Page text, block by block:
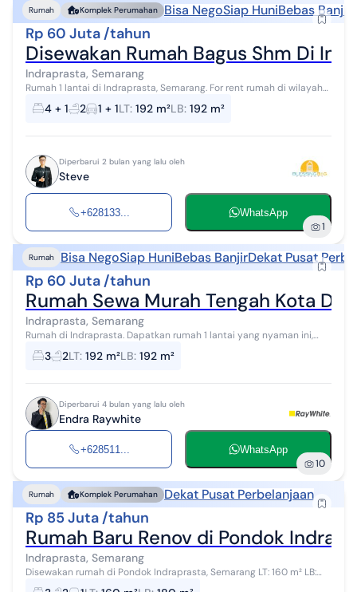
Rumah Komplek Perumahan Bisa NegoSiap HuniBebas Banjir
Rp 60 Juta /tahun
Disewakan Rumah Bagus Shm Di
Indraprasta, Semarang
Rumah 1 lantai di Indraprasta, Semarang. For rent rumah di wilayah
yang tenang dengan pemandangan Lokasi di Pusat Kota. Properti 1
lantai bergaya ...
4 + 1 2 1 + 1LT: 192 m²LB: 192 m²
Diperbarui 2 bulan yang lalu oleh
Steve
+628133... WhatsApp
1
Rumah Bisa NegoSiap HuniBebas BanjirDekat Pusat
Rp 60 Juta /tahun
Rumah Sewa Murah Tengah Kota
Indraprasta, Semarang
Rumah di Indraprasta. Dapatkan rumah 1 lantai yang nyaman ini,
disewakan dengan pemandangan indah yang menambah nilai
estetika di lingkungan huni...
3 2LT: 192 m²LB: 192 m²
Diperbarui 4 bulan yang lalu oleh
Endra Raywhite
+628511... WhatsApp
10
Rumah Komplek Perumahan Dekat Pusat Perbelanjaan
Rp 85 Juta /tahun
Rumah Baru Renov di Pondok
Indraprasta, Semarang
Disewakan rumah di Pondok Indraprasta, Semarang LT: 160 m² LB:
±180 m² 1.5 lantai (+ lantai 3 dag utk jemur) KT: 3 KM: 2+1 Listrik: